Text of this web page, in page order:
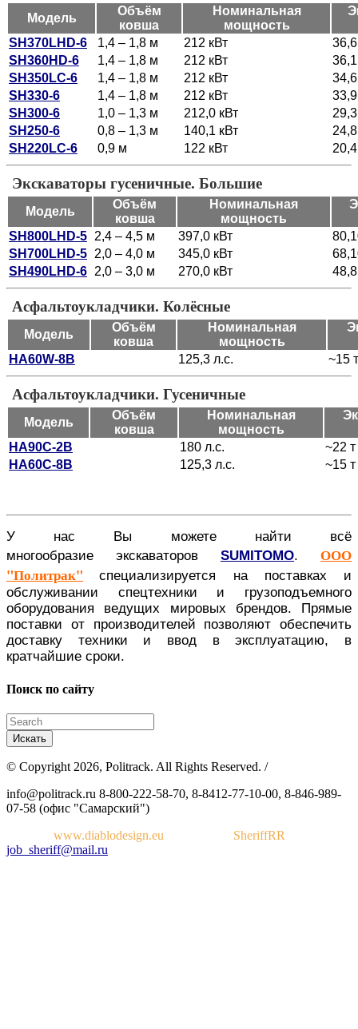
Модель
Объём
ковша
Номинальная
мощность
SH370LHD-6 1,4 – 1,8 м 212 кВт
SH360HD-6
1,4 – 1,8 м 212 кВт
SH350LC-6
1,4 – 1,8 м 212 кВт
SH330-6
1,4 – 1,8 м 212 кВт
SH300-6
1,0 – 1,3 м 212,0 кВт
SH250-6
0,8 – 1,3 м 140,1 кВт
SH220LC-6
0,9 м 122 кВт
Экскаваторы гусеничные. Большие
Модель
Объём
ковша
Номинальная
мощность
SH800LHD-5 2,4 – 4,5 м 397,0 кВт
SH700LHD-5 2,0 – 4,0 м 345,0 кВт
SH490LHD-6 2,0 – 3,0 м 270,0 кВт
Асфальтоукладчики. Колёсные
Модель
Объём
ковша
Номинальная
мощность
HA60W-8B 125,3 л.с. ~15 т
Асфальтоукладчики. Гусеничные
Модель
Объём
ковша
Номинальная
мощность
HA90C-2B 180 л.с.
~22 т
HA60C-8B
125,3 л.с. ~15 т
У нас Вы можете найти всё
многообразие экскаваторов SUMITOMO. ООО
"Политрак"
специализируется на поставках и
обслуживании спецтехники и грузоподъемного
оборудования ведущих мировых брендов. Прямые
поставки от производителей позволяют обеспечить
доставку техники и ввод в эксплуатацию, в
кратчайшие сроки.
Поиск по сайту
© Copyright 2026, Politrack. All Rights Reserved. /
info@politrack.ru 8-800-222-58-70, 8-8412-77-10-00, 8-846-989-
07-58 (офис "Самарский")
www.diablodesign.eu
SheriffRR
job_sheriff@mail.ru